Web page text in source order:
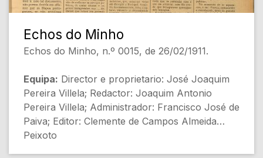
Echos do Minho
Echos do Minho, n.º 0015, de 26/02/1911.
Equipa: Director e proprietario: José Joaquim
Pereira Villela; Redactor: Joaquim Antonio
Pereira Villela; Administrador: Francisco José de
Paiva; Editor: Clemente de Campos Almeida
Peixoto